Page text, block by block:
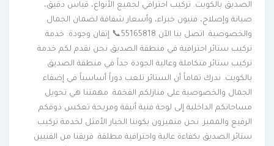
الصديق بالكويت. تركيب احترافي لجميع الأنواع، قياس دقيق،
صيانة وإصلاح، فنيون خبراء، وأسعار شفافة لضمان الجمال
والخصوصية. اتصل بنا الآن 55165818📞 إتقان وجودة: خدمة
تركيب ستائر احترافية في منطقة الصديق نحن نقدم لكم خدمة
تركيب ستائر متكاملة وعالية الجودة جداً في منطقة الصديق
بالكويت. ندرك تماماً أن الستائر تلعب دوراً أساسياً في إضفاء
الجمال والخصوصية على منازلكم الفخمة. مهمتنا هي تحويل
مساحاتكم الداخلية إلى لوحة فنية أنيقة ومريحة تعكس ذوقكم
الرفيع والمميز. نحن متميزون بكوننا الخيار الأمثل لخدمة تركيب
ستائر الصديق بكفاءة عالية واحترافية مطلقة. فريقنا من الفنيين